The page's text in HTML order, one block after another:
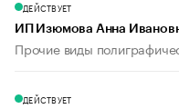
ДЕЙСТВУЕТ
ИП Изюмова Анна
Прочие виды
ДЕЙСТВУЕТ